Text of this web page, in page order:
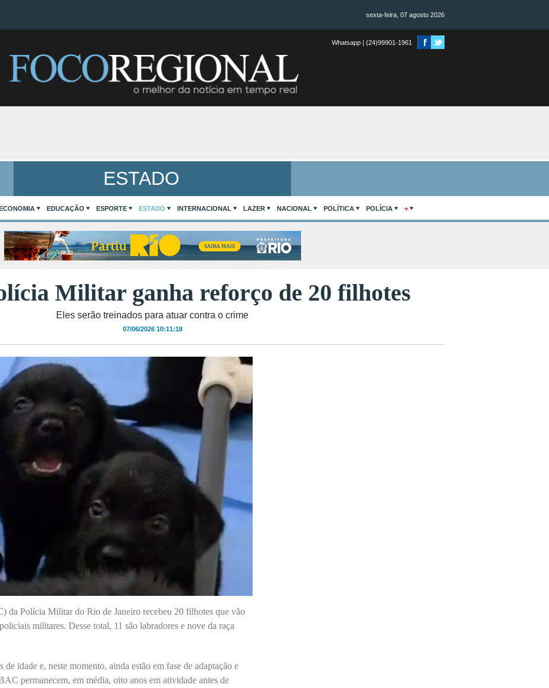
sexta-feira, 07 agosto 2026
Whatsapp | (24)99901-1961
ESTADO
EDUCAÇÃO ESPORTE ESTADO INTERNACIONAL LAZER NACIONAL POLÍTICA POLÍCIA +
Militar ganha reforço de 20 filhotes
Eles serão treinados para atuar contra o crime
07/06/2026 10:11:18
da Polícia Militar do Rio de Janeiro recebeu 20 filhotes que vão
militares. Desse total, 11 são labradores e nove da raça
idade e, neste momento, ainda estão em fase de adaptação e
permanecem, em média, oito anos em atividade antes de